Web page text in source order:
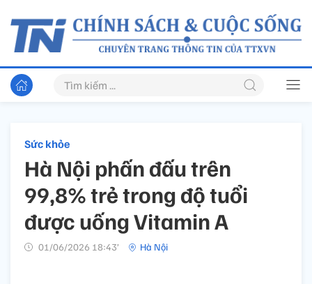
Sức khỏe
Hà Nội phấn đấu trên
99,8% trẻ trong độ tuổi
được uống Vitamin A
01/06/2026 18:43’ Hà Nội